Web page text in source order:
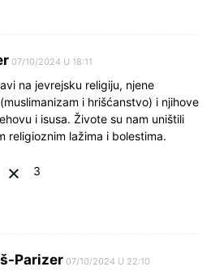
07/10/2024 U 18:11
na jevrejsku religiju, njene
i hrišćanstvo) i njihove
i isusa. Živote su nam uništili
religioznim lažima i bolestima.
3
Parizer 07/10/2024 U 22:10